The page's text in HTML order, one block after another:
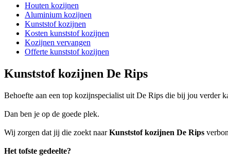
Houten kozijnen
Aluminium kozijnen
Kunststof kozijnen
Kosten kunststof kozijnen
Kozijnen vervangen
Offerte kunststof kozijnen
Kunststof kozijnen De Rips
Behoefte aan een top kozijnspecialist uit De Rips die bij jou verder
Dan ben je op de goede plek.
Wij zorgen dat jij die zoekt naarKunststof kozijnen De Rips
Het tofste gedeelte?